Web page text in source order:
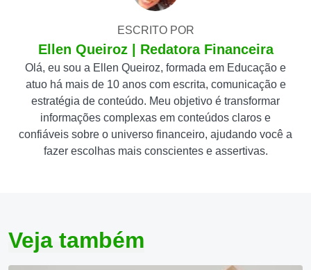
ESCRITO POR
Ellen Queiroz | Redatora Financeira
Olá, eu sou a Ellen Queiroz, formada em Educação e
atuo há mais de 10 anos com escrita, comunicação e
estratégia de conteúdo. Meu objetivo é transformar
informações complexas em conteúdos claros e
confiáveis sobre o universo financeiro, ajudando você a
fazer escolhas mais conscientes e assertivas.
Veja também